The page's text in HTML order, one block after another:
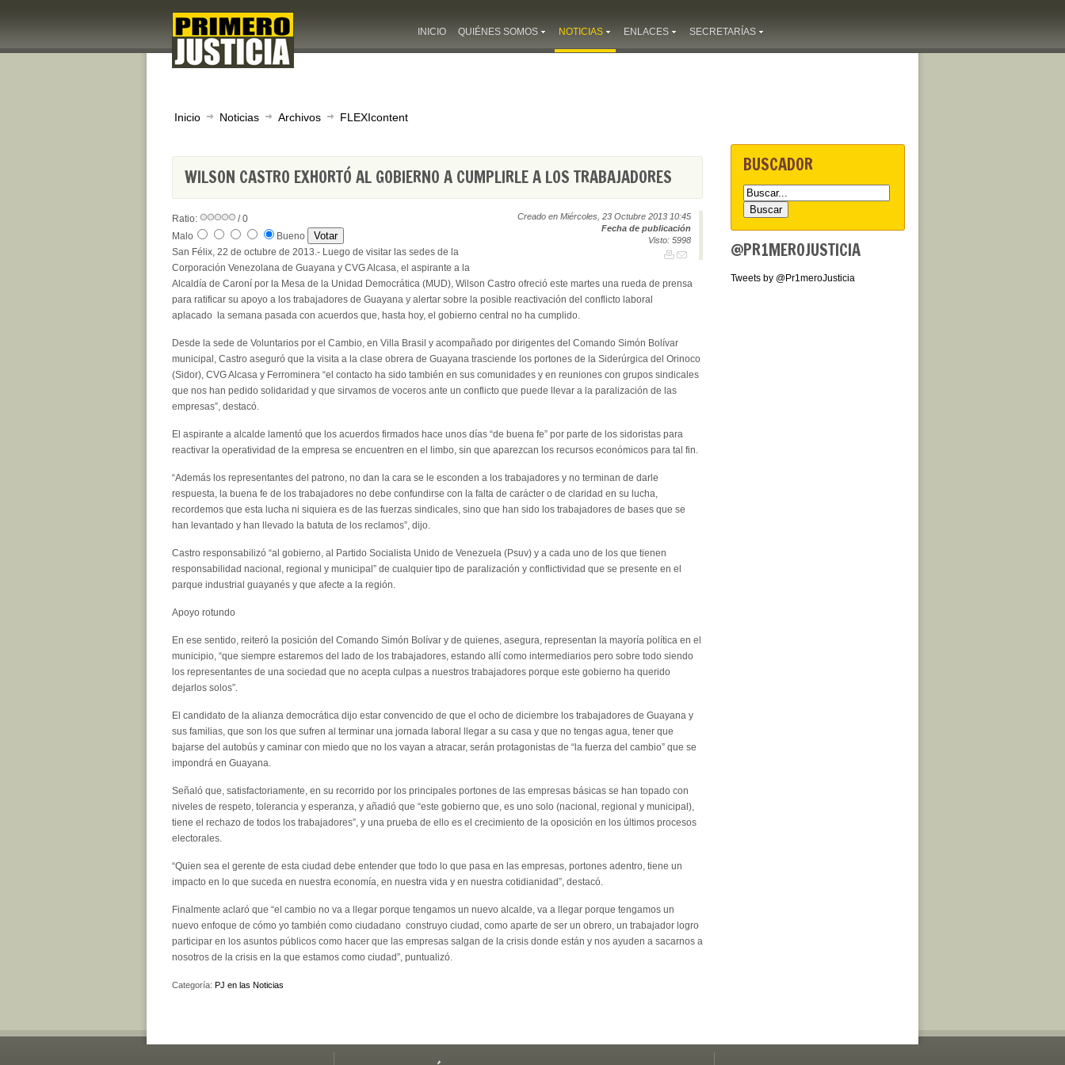
INICIO QUIÉNES SOMOS NOTICIAS ENLACES SECRETARÍAS
Inicio Noticias Archivos FLEXIcontent
WILSON CASTRO EXHORTÓ AL GOBIERNO A CUMPLIRLE A LOS TRABAJADORES
Creado en Miércoles, 23 Octubre 2013 10:45
Fecha de publicación
Visto: 5998
Ratio:
/ 0
Malo
Bueno
San Félix, 22 de octubre de 2013.- Luego de visitar las sedes de la
Corporación Venezolana de Guayana y CVG Alcasa, el aspirante a la
Alcaldía de Caroní por la Mesa de la Unidad Democrática (MUD), Wilson Castro ofreció este martes una rueda de prensa
para ratificar su apoyo a los trabajadores de Guayana y alertar sobre la posible reactivación del conflicto laboral
aplacado la semana pasada con acuerdos que, hasta hoy, el gobierno central no ha cumplido.
Desde la sede de Voluntarios por el Cambio, en Villa Brasil y acompañado por dirigentes del Comando Simón Bolívar
municipal, Castro aseguró que la visita a la clase obrera de Guayana trasciende los portones de la Siderúrgica del Orinoco
(Sidor), CVG Alcasa y Ferrominera “el contacto ha sido también en sus comunidades y en reuniones con grupos sindicales
que nos han pedido solidaridad y que sirvamos de voceros ante un conflicto que puede llevar a la paralización de las
empresas”, destacó.
El aspirante a alcalde lamentó que los acuerdos firmados hace unos días “de buena fe” por parte de los sidoristas para
reactivar la operatividad de la empresa se encuentren en el limbo, sin que aparezcan los recursos económicos para tal fin.
“Además los representantes del patrono, no dan la cara se le esconden a los trabajadores y no terminan de darle
respuesta, la buena fe de los trabajadores no debe confundirse con la falta de carácter o de claridad en su lucha,
recordemos que esta lucha ni siquiera es de las fuerzas sindicales, sino que han sido los trabajadores de bases que se
han levantado y han llevado la batuta de los reclamos”, dijo.
Castro responsabilizó “al gobierno, al Partido Socialista Unido de Venezuela (Psuv) y a cada uno de los que tienen
responsabilidad nacional, regional y municipal” de cualquier tipo de paralización y conflictividad que se presente en el
parque industrial guayanés y que afecte a la región.
Apoyo rotundo
En ese sentido, reiteró la posición del Comando Simón Bolívar y de quienes, asegura, representan la mayoría política en el
municipio, “que siempre estaremos del lado de los trabajadores, estando allí como intermediarios pero sobre todo siendo
los representantes de una sociedad que no acepta culpas a nuestros trabajadores porque este gobierno ha querido
dejarlos solos”.
El candidato de la alianza democrática dijo estar convencido de que el ocho de diciembre los trabajadores de Guayana y
sus familias, que son los que sufren al terminar una jornada laboral llegar a su casa y que no tengas agua, tener que
bajarse del autobús y caminar con miedo que no los vayan a atracar, serán protagonistas de “la fuerza del cambio” que se
impondrá en Guayana.
Señaló que, satisfactoriamente, en su recorrido por los principales portones de las empresas básicas se han topado con
niveles de respeto, tolerancia y esperanza, y añadió que “este gobierno que, es uno solo (nacional, regional y municipal),
tiene el rechazo de todos los trabajadores”, y una prueba de ello es el crecimiento de la oposición en los últimos procesos
electorales.
“Quien sea el gerente de esta ciudad debe entender que todo lo que pasa en las empresas, portones adentro, tiene un
impacto en lo que suceda en nuestra economía, en nuestra vida y en nuestra cotidianidad”, destacó.
Finalmente aclaró que “el cambio no va a llegar porque tengamos un nuevo alcalde, va a llegar porque tengamos un
nuevo enfoque de cómo yo también como ciudadano construyo ciudad, como aparte de ser un obrero, un trabajador logro
participar en los asuntos públicos como hacer que las empresas salgan de la crisis donde están y nos ayuden a sacarnos a
nosotros de la crisis en la que estamos como ciudad”, puntualizó.
Categoría: PJ en las Noticias
BUSCADOR
@PR1MEROJUSTICIA
Tweets by @Pr1meroJusticia